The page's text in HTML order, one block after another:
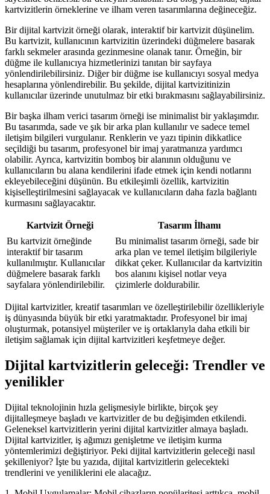
kartvizitlerin örneklerine ve ilham veren tasarımlarına değineceğiz.
Bir dijital kartvizit örneği olarak, interaktif bir kartvizit düşünelim.
Bu kartvizit, kullanıcının kartvizitin üzerindeki düğmelere basarak
farklı sekmeler arasında gezinmesine olanak tanır. Örneğin, bir
düğme ile kullanıcıya hizmetlerinizi tanıtan bir sayfaya
yönlendirilebilirsiniz. Diğer bir düğme ise kullanıcıyı sosyal medya
hesaplarına yönlendirebilir. Bu şekilde, dijital kartvizitinizin
kullanıcılar üzerinde unutulmaz bir etki bırakmasını sağlayabilirsiniz.
Bir başka ilham verici tasarım örneği ise minimalist bir yaklaşımdır.
Bu tasarımda, sade ve şık bir arka plan kullanılır ve sadece temel
iletişim bilgileri vurgulanır. Renklerin ve yazı tipinin dikkatlice
seçildiği bu tasarım, profesyonel bir imaj yaratmanıza yardımcı
olabilir. Ayrıca, kartvizitin bomboş bir alanının olduğunu ve
kullanıcıların bu alana kendilerini ifade etmek için kendi notlarını
ekleyebileceğini düşünün. Bu etkileşimli özellik, kartvizitin
kişiselleştirilmesini sağlayacak ve kullanıcıların daha fazla bağlantı
kurmasını sağlayacaktır.
Kartvizit Örneği
Tasarım İlhamı
Bu kartvizit örneğinde
interaktif bir tasarım
kullanılmıştır. Kullanıcılar
düğmelere basarak farklı
sayfalara yönlendirilebilir.
Bu minimalist tasarım örneği, sade bir
arka plan ve temel iletişim bilgileriyle
dikkat çeker. Kullanıcılar da kartvizitin
bos alanını kişisel notlar veya
çizimlerle doldurabilir.
Dijital kartvizitler, kreatif tasarımları ve özelleştirilebilir özellikleriyle
iş dünyasında büyük bir etki yaratmaktadır. Profesyonel bir imaj
oluşturmak, potansiyel müşteriler ve iş ortaklarıyla daha etkili bir
iletişim sağlamak için dijital kartvizitleri keşfetmeye değer.
Dijital kartvizitlerin geleceği: Trendler ve
yenilikler
Dijital teknolojinin hızla gelişmesiyle birlikte, birçok şey
dijitalleşmeye başladı ve kartvizitler de bu değişimden etkilendi.
Geleneksel kartvizitlerin yerini dijital kartvizitler almaya başladı.
Dijital kartvizitler, iş ağımızı genişletme ve iletişim kurma
yöntemlerimizi değiştiriyor. Peki dijital kartvizitlerin geleceği nasıl
şekilleniyor? İşte bu yazıda, dijital kartvizitlerin gelecekteki
trendlerini ve yeniliklerini ele alacağız.